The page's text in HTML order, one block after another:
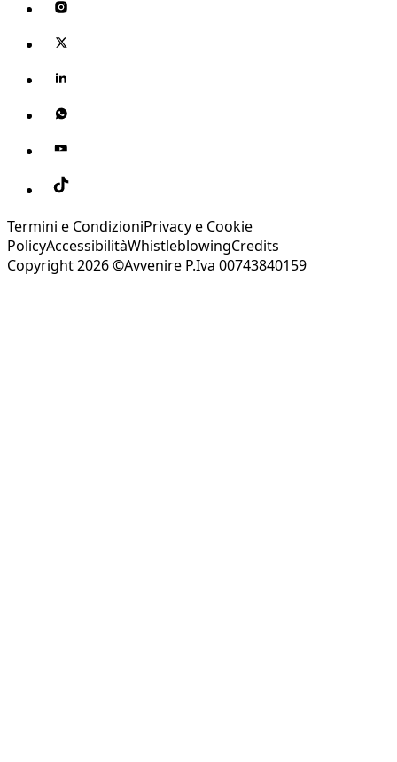
Termini e CondizioniPrivacy e Cookie
PolicyAccessibilitàWhistleblowingCredits
Copyright 2026 ©Avvenire P.Iva 00743840159